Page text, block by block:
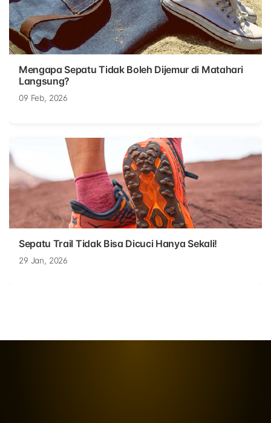
Mengapa Sepatu Tidak Boleh Dijemur di Matahari
Langsung?
09 Feb, 2026
Sepatu Trail Tidak Bisa Dicuci Hanya Sekali!
29 Jan, 2026